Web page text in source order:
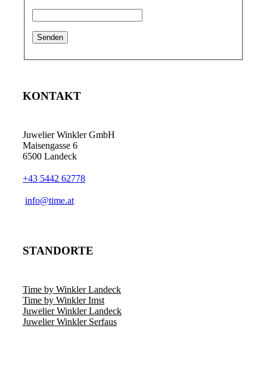
KONTAKT
Juwelier Winkler GmbH
Maisengasse 6
6500 Landeck
+43 5442 62778
info@time.at
STANDORTE
Time by Winkler Landeck
Time by Winkler Imst
Juwelier Winkler Landeck
Juwelier Winkler Serfaus